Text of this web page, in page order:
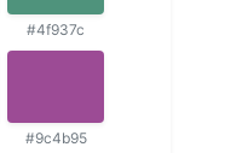
#4f937c
#9c4b95